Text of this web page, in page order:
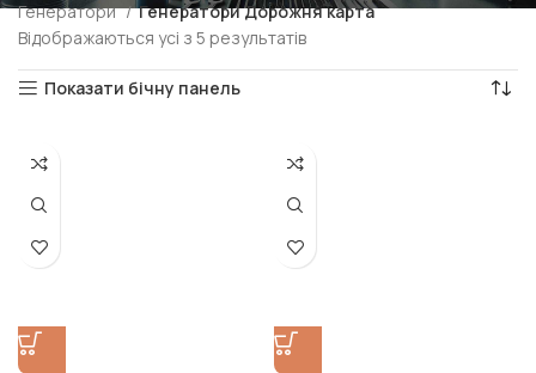
Генератори
Генератори Дорожня карта
Відображаються усі з 5 результатів
Показати бічну панель